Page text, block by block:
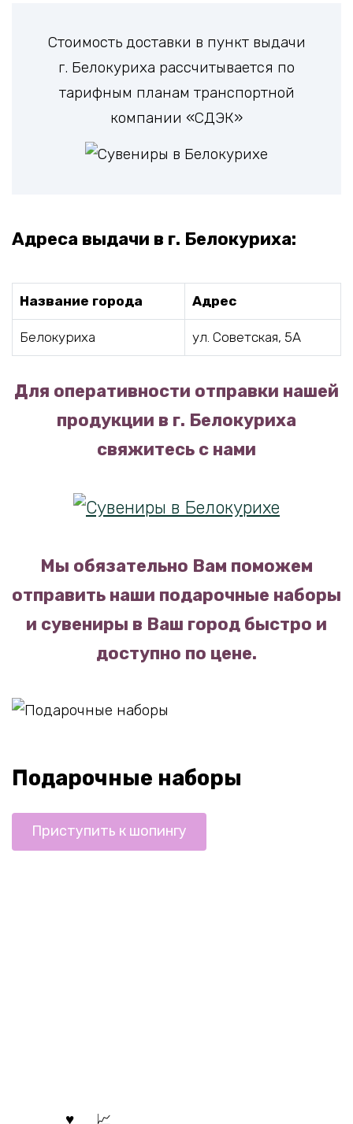
Стоимость доставки в пункт выдачи
г. Белокуриха рассчитывается по
тарифным планам транспортной
компании «СДЭК»
Адреса выдачи в г. Белокуриха:
Название города Адрес
Белокуриха ул. Советская, 5А
Для оперативности отправки нашей
продукции в г. Белокуриха
свяжитесь с нами
Мы обязательно Вам поможем
отправить наши подарочные наборы
и сувениры в Ваш город быстро и
доступно по цене.
Подарочные наборы
Приступить к шопингу